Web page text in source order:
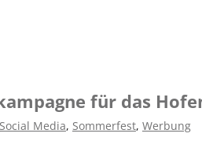
für das
Social Media, Sommerfest, Werbung